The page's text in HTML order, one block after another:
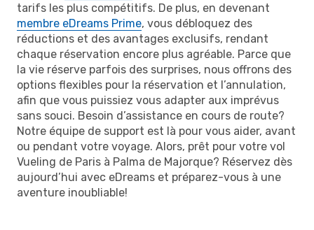
tarifs les plus compétitifs. De plus, en devenant
membre eDreams Prime, vous débloquez des
réductions et des avantages exclusifs, rendant
chaque réservation encore plus agréable. Parce que
la vie réserve parfois des surprises, nous offrons des
options flexibles pour la réservation et l’annulation,
afin que vous puissiez vous adapter aux imprévus
sans souci. Besoin d’assistance en cours de route?
Notre équipe de support est là pour vous aider, avant
ou pendant votre voyage. Alors, prêt pour votre vol
Vueling de Paris à Palma de Majorque? Réservez dès
aujourd’hui avec eDreams et préparez-vous à une
aventure inoubliable!